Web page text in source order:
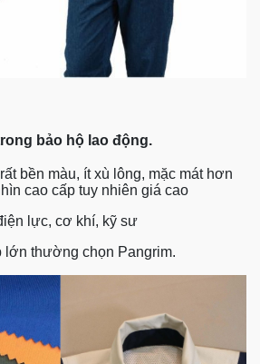
bảo hộ lao động.
bền màu, ít xù lông, mặc mát hơn
cao cấp tuy nhiên giá cao
lực, cơ khí, kỹ sư
lớn thường chọn Pangrim.